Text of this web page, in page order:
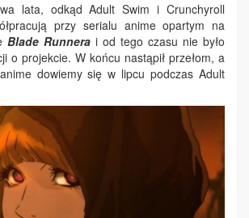
lata, odkąd Adult Swim i Crunchyroll
przy serialu anime opartym na
Blade Runnera i od tego czasu nie było
o projekcie. W końcu nastąpił przełom, a
dowiemy się w lipcu podczas Adult